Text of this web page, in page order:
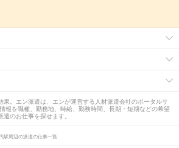
果。エン派遣は、エンが運営する人材派遣会社のポータルサ
報を職種、勤務地、時給、勤務時間、長期・短期などの希望
のお仕事を探せます。
駅周辺の派遣の仕事一覧